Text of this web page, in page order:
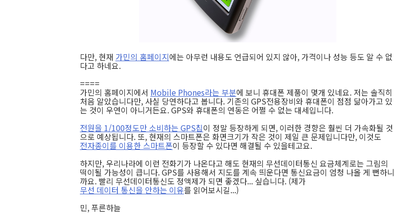
다만, 현재 가민의 홈페이지에는 아무런 내용도 언급되어 있지 않아, 가격이나 성능 등도 알 수 없
다고 하네요.
====
가민의 홈페이지에서 Mobile Phones라는 부분에 보니 휴대폰 제품이 몇개 있네요. 저는 솔직히
처음 알았습니다만, 사실 당연하다고 봅니다. 기존의 GPS전용장비와 휴대폰이 점점 닮아가고 있
는 것이 우연이 아니거든요. GPS와 휴대폰의 연동은 어쩔 수 없는 대세입니다.
전원을 1/100정도만 소비하는 GPS칩이 정말 등장하게 되면, 이러한 경향은 훨씬 더 가속화될 것
으로 예상됩니다. 또, 현재의 스마트폰은 화면크기가 작은 것이 제일 큰 문제입니다만, 이것도
전자종이를 이용한 스마트폰이 등장할 수 있다면 해결될 수 있을테고요.
하지만, 우리나라에 이런 전화기가 나온다고 해도 현재의 무선데이터통신 요금체계로는 그림의
떡이될 가능성이 큽니다. GPS를 사용해서 지도를 계속 띄운다면 통신요금이 엄청 나올 게 뻔하니
까요. 빨리 무선데이터통신도 정액제가 되면 좋겠다... 싶습니다. (제가
무선 데이터 통신을 안하는 이유를 읽어보시길...)
민, 푸른하늘